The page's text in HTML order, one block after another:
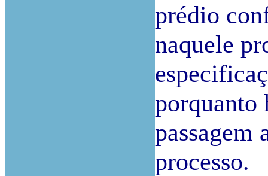
prédio
naquele
porquanto
passagem
processo.